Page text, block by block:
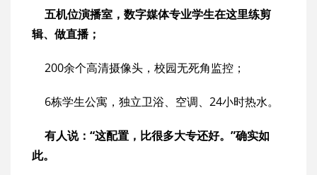
五机位演播室，数字媒体专业学生在这里练剪
辑、做直播；
200余个高清摄像头，校园无死角监控；
6栋学生公寓，独立卫浴、空调、24小时热水。
有人说：“这配置，比很多大专还好。”确实如
此。